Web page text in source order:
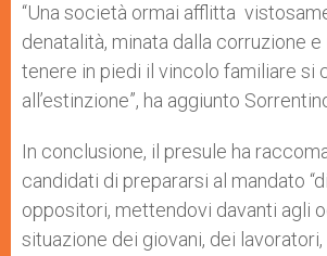
“Una società ormai afflitta
denatalità, minata dalla corruzione
tenere in piedi il vincolo familiare si
all’estinzione”, ha aggiunto
In conclusione, il presule ha
candidati di prepararsi al mandato
oppositori, mettendovi davanti agli
situazione dei giovani, dei